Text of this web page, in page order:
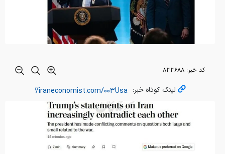
کد خبر: ۸۳۳۶۸۸
لینک کوتاه خبر: